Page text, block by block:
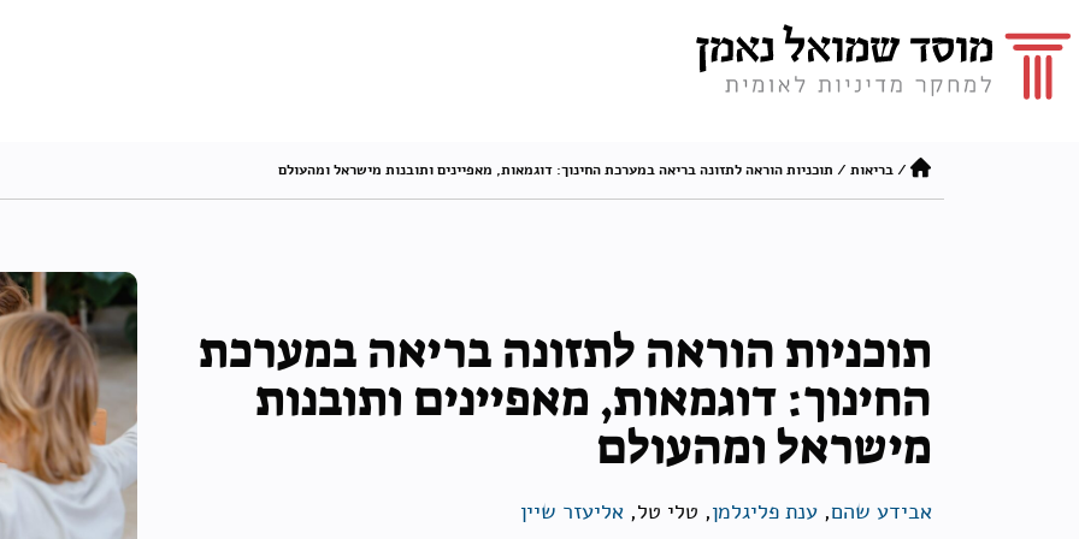
/בריאות / תוכניות הוראה לתזונה בריאה במערכת החינוך: דוגמאות, מאפיינים ותובנות מישראל ומהעולם
תוכניות הוראה לתזונה בריאה במערכת
החינוך: דוגמאות, מאפיינים ותובנות
מישראל ומהעולם
אבידע שהם, ענת פליגלמן, טלי טל, אליעזר שיין